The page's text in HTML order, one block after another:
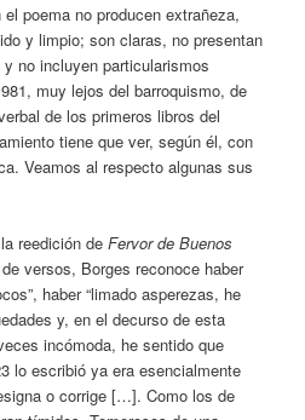
poema no producen extrañeza,
y limpio; son claras, no presentan
no incluyen particularismos
muy lejos del barroquismo, de
de los primeros libros del
tiene que ver, según él, con
Veamos al respecto algunas sus
reedición deFervor de Buenos
versos, Borges reconoce haber
haber “limado asperezas, he
y, en el decurso de esta
incómoda, he sentido que
lo escribió ya era esencialmente
o corrige […]. Como los de